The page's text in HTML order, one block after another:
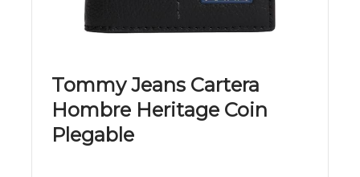
Tommy Jeans Cartera
Hombre Heritage Coin
Plegable